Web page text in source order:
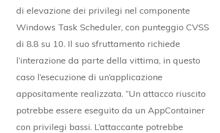
di elevazione dei privilegi nel componente
Windows Task Scheduler, con punteggio CVSS
di 8.8 su 10. Il suo sfruttamento richiede
l’interazione da parte della vittima, in questo
caso l’esecuzione di un’applicazione
appositamente realizzata. “Un attacco riuscito
potrebbe essere eseguito da un AppContainer
con privilegi bassi. L’attaccante potrebbe